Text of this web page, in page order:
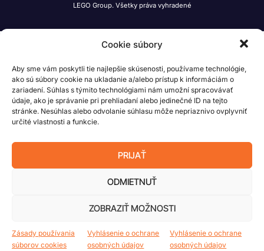
Cookie súbory
Aby sme vám poskytli tie najlepšie skúsenosti, používame technológie,
ako sú súbory cookie na ukladanie a/alebo prístup k informáciám o
zariadení. Súhlas s týmito technológiami nám umožní spracovávať
údaje, ako je správanie pri prehliadaní alebo jedinečné ID na tejto
stránke. Nesúhlas alebo odvolanie súhlasu môže nepriaznivo ovplyvniť
určité vlastnosti a funkcie.
PRIJAŤ
ODMIETNUŤ
ZOBRAZIŤ MOŽNOSTI
Zásady používania
súborov cookies
Vyhlásenie o ochrane
osobných údajov
Vyhlásenie o ochrane
osobných údajov
LEGO Group. Všetky práva vyhradené